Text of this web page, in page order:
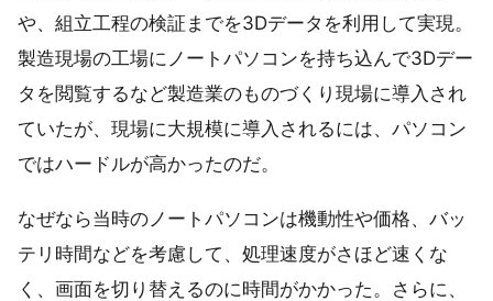
や、組立工程の検証までを3Dデータを利用して実現。
製造現場の工場にノートパソコンを持ち込んで3Dデー
タを閲覧するなど製造業のものづくり現場に導入され
ていたが、現場に大規模に導入されるには、パソコン
ではハードルが高かったのだ。
なぜなら当時のノートパソコンは機動性や価格、バッ
テリ時間などを考慮して、処理速度がさほど速くな
く、画面を切り替えるのに時間がかかった。さらに、